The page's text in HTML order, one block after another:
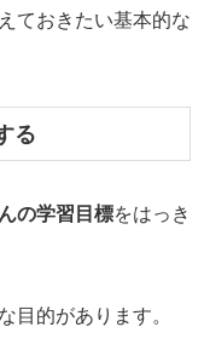
ておきたい基本的な
る
の学習目標をはっき
目的があります。